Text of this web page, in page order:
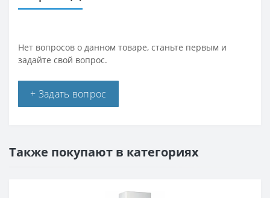
Нет вопросов о данном товаре, станьте первым и
задайте свой вопрос.
+ Задать вопрос
Также покупают в категориях